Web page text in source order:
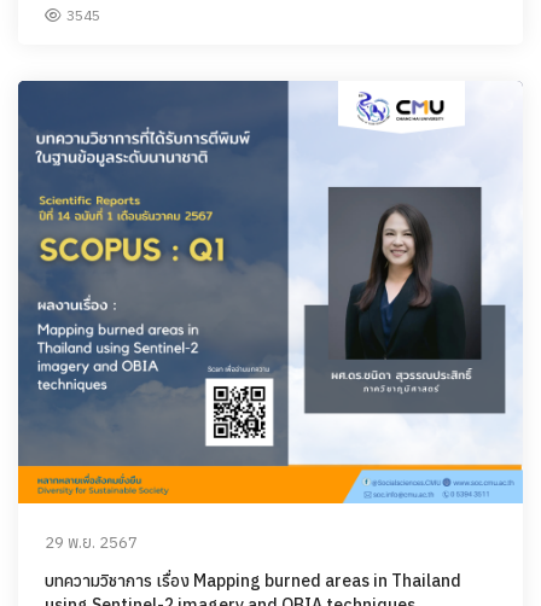
3545
29 พ.ย. 2567
บทความวิชาการ เรื่อง Mapping burned areas in Thailand